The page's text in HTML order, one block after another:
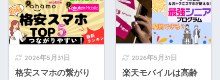
2026年5月31日
格安スマホの繋がり
2026年5月31日
楽天モバイルは高齢